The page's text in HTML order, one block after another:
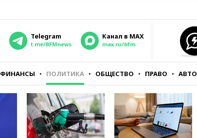
Telegram
t.me/BFMnews
Канал в MAX
max.ru/bfm
ФИНАНСЫ ПОЛИТИКА ОБЩЕСТВО ПРАВО АВТО